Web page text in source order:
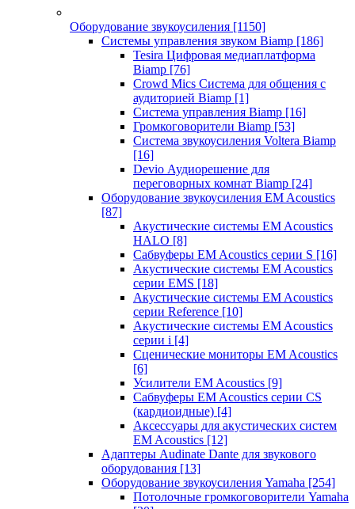
Оборудование звукоусиления [1150]
Системы управления звуком Biamp [186]
Tesira Цифровая медиаплатформа
Biamp [76]
Crowd Mics Система для общения с
аудиторией Biamp [1]
Система управления Biamp [16]
Громкоговорители Biamp [53]
Система звукоусиления Voltera Biamp
[16]
Devio Аудиорешение для
переговорных комнат Biamp [24]
Оборудование звукоусиления EM Acoustics
[87]
Акустические системы EM Acoustics
HALO [8]
Сабвуферы EM Acoustics серии S [16]
Акустические системы EM Acoustics
серии EMS [18]
Акустические системы EM Acoustics
серии Reference [10]
Акустические системы EM Acoustics
серии i [4]
Сценические мониторы EM Acoustics
[6]
Усилители EM Acoustics [9]
Сабвуферы EM Acoustics серии CS
(кардиоидные) [4]
Аксессуары для акустических систем
EM Acoustics [12]
Адаптеры Audinate Dante для звукового
оборудования [13]
Оборудование звукоусиления Yamaha [254]
Потолочные громкоговорители Yamaha